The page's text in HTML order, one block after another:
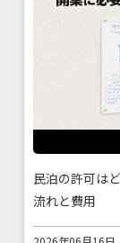
民泊の許可は
流れと費用